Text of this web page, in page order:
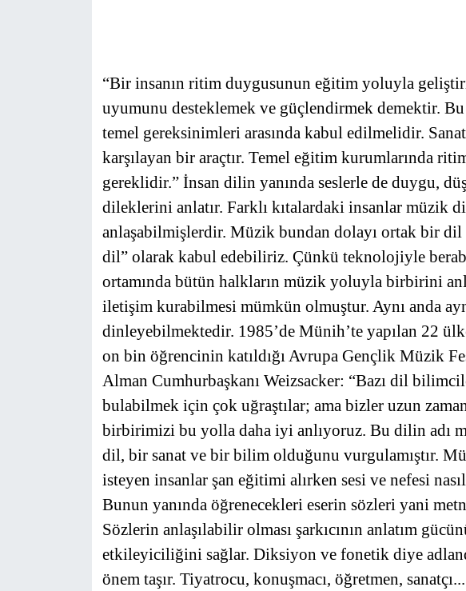
“Bir insanın ritim duygusunun eğitim yoluyla
uyumunu desteklemek ve güçlendirmek demektir.
temel gereksinimleri arasında kabul edilmelidir.
karşılayan bir araçtır. Temel eğitim kurumlarında
gereklidir.” İnsan dilin yanında seslerle de duygu,
dileklerini anlatır. Farklı kıtalardaki insanlar müzik
anlaşabilmişlerdir. Müzik bundan dolayı ortak bir
dil” olarak kabul edebiliriz. Çünkü teknolojiyle
ortamında bütün halkların müzik yoluyla birbirini
iletişim kurabilmesi mümkün olmuştur. Aynı anda
dinleyebilmektedir. 1985’de Münih’te yapılan 22
on bin öğrencinin katıldığı Avrupa Gençlik Müzik
Alman Cumhurbaşkanı Weizsacker: “Bazı dil
bulabilmek için çok uğraştılar; ama bizler uzun
birbirimizi bu yolla daha iyi anlıyoruz. Bu dilin adı
dil, bir sanat ve bir bilim olduğunu vurgulamıştır.
isteyen insanlar şan eğitimi alırken sesi ve nefesi
Bunun yanında öğrenecekleri eserin sözleri yani
Sözlerin anlaşılabilir olması şarkıcının anlatım
etkileyiciliğini sağlar. Diksiyon ve fonetik diye
önem taşır. Tiyatrocu, konuşmacı, öğretmen,
KÜLTÜR SANAT
MAGAZİN
RÖPORTAJ
SARIYER HABERLERİ
SARIYER İMAR BARIŞI
SİYASET
SON DAKİKA HABERİ
TÜRKİYE VE DÜNYA GÜNDEMİ